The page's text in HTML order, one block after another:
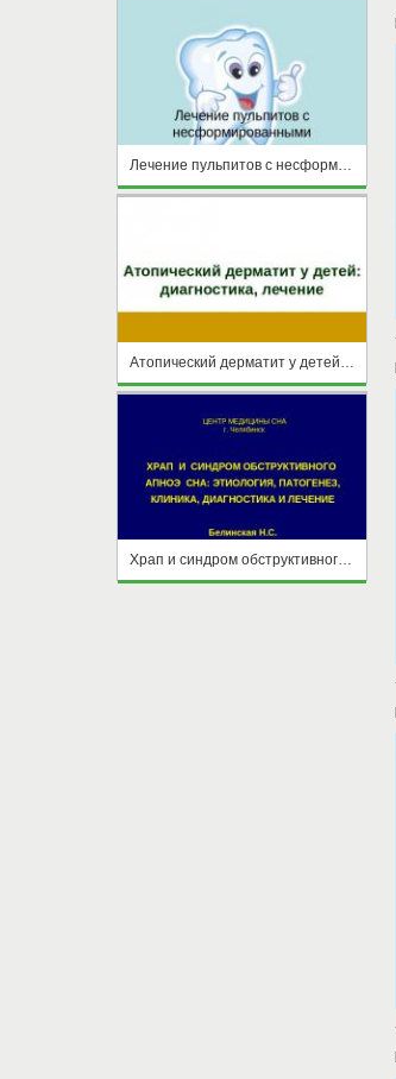
Атопический дерматит у детей: диагностика, лечение
Храп и синдром обструктивного апноэ сна: этиология, патогенез, клиника, диагностика и лечение